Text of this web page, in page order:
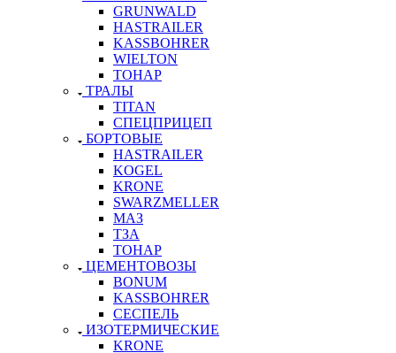
GRUNWALD
HASTRAILER
KASSBOHRER
WIELTON
ТОНАР
ТРАЛЫ
TITAN
СПЕЦПРИЦЕП
БОРТОВЫЕ
HASTRAILER
KOGEL
KRONE
SWARZMELLER
МАЗ
ТЗА
ТОНАР
ЦЕМЕНТОВОЗЫ
BONUM
KASSBOHRER
СЕСПЕЛЬ
ИЗОТЕРМИЧЕСКИЕ
KRONE